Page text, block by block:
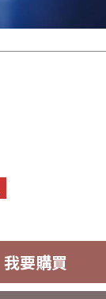
我要購買